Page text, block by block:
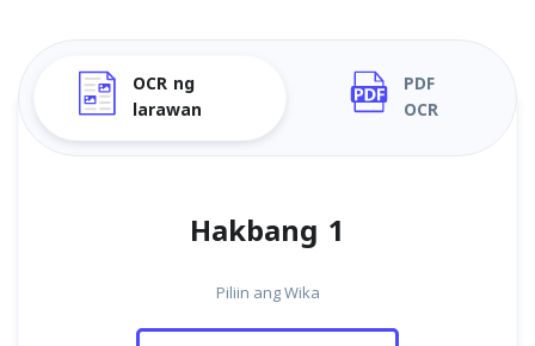
OCR ng
larawan
PDF
OCR
Hakbang 1
Piliin ang Wika